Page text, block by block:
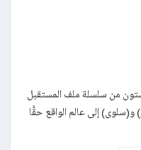
من سلسلة ملف المستقبل
و(سلوى) إلى عالم الواقع حقًّا